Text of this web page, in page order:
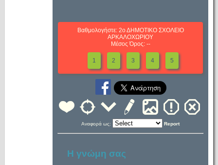
Βαθμολογήστε: 2ο ΔΗΜΟΤΙΚΟ ΣΧΟΛΕΙΟ
ΑΡΚΑΛΟΧΩΡΙΟΥ
Μέσος Όρος: --
1 2 3 4 5
Αναφορά ως: Report
Η γνώμη σας